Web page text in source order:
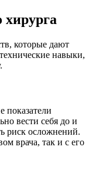
которые дают
навыки,
показатели
вести себя до и
риск осложнений.
врача, так и с его